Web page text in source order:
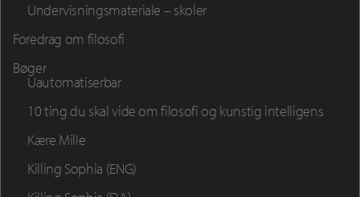
Undervisningsmateriale – skoler
Foredrag om filosofi
Bøger
Uautomatiserbar
10 ting du skal vide om filosofi og kunstig intelligens
Kære Mille
Killing Sophia (ENG)